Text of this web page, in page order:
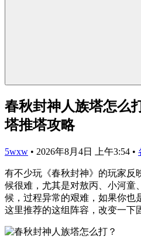
春秋封神人族塔怎么
塔推塔攻略
5wxw • 2026年8月4日 上午3:54 •
有不少玩《春秋封神》的玩家反
候很难，尤其是对敖丙、小河童
候，过程异常的艰难，如果你也
这里推荐的这组阵容，改变一下